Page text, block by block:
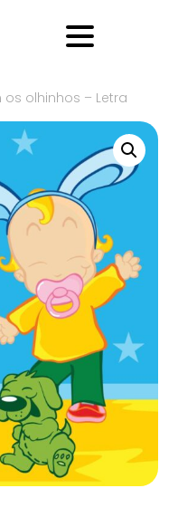
os olhinhos – Letra